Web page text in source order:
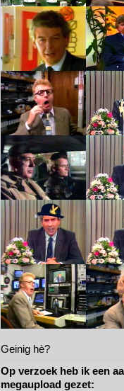
Geinig hè?
Op verzoek heb ik een
megaupload gezet: